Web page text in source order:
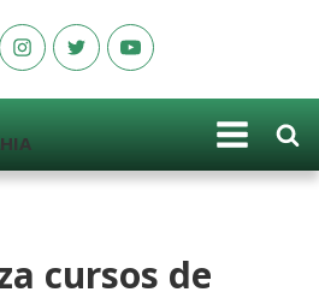
cursos de